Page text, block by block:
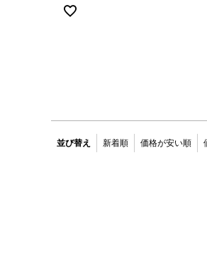
並び替え 新着順 価格が安い順